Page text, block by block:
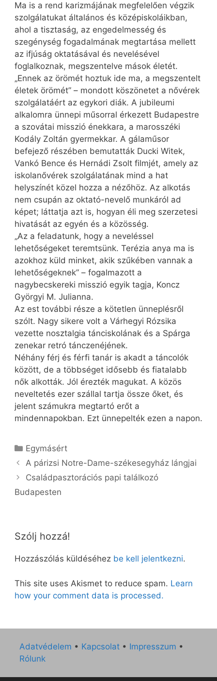
Ma is a rend karizmájának megfelelően végzik
szolgálatukat általános és középiskoláikban,
ahol a tisztaság, az engedelmesség és
szegénység fogadalmának megtartása mellett
az ifjúság oktatásával és nevelésével
foglalkoznak, megszentelve mások életét.
„Ennek az örömét hoztuk ide ma, a megszentelt
életek örömét” – mondott köszönetet a nővérek
szolgálatáért az egykori diák. A jubileumi
alkalomra ünnepi műsorral érkezett Budapestre
a szovátai misszió énekkara, a marosszéki
Kodály Zoltán gyermekkar. A gálaműsor
befejező részében bemutatták Ducki Witek,
Vankó Bence és Hernádi Zsolt filmjét, amely az
iskolanővérek szolgálatának mind a hat
helyszínét közel hozza a nézőhöz. Az alkotás
nem csupán az oktató-nevelő munkáról ad
képet; láttatja azt is, hogyan éli meg szerzetesi
hivatását az egyén és a közösség.
„Az a feladatunk, hogy a neveléssel
lehetőségeket teremtsünk. Terézia anya ma is
azokhoz küld minket, akik szűkében vannak a
lehetőségeknek” – fogalmazott a
nagybecskereki misszió egyik tagja, Koncz
Györgyi M. Julianna.
Az est további része a kötetlen ünneplésről
szólt. Nagy sikere volt a Várhegyi Rózsika
vezette nosztalgia tánciskolának és a Spárga
zenekar retró tánczenéjének.
Néhány férj és férfi tanár is akadt a táncolók
között, de a többséget idősebb és fiatalabb
nők alkották. Jól érezték magukat. A közös
neveltetés ezer szállal tartja össze őket, és
jelent számukra megtartó erőt a
mindennapokban. Ezt ünnepelték ezen a napon.
Kategória
Egymásért
A párizsi Notre-Dame-székesegyház lángjai
Családpasztorációs papi találkozó
Budapesten
Szólj hozzá!
Hozzászólás küldéséhez be kell jelentkezni.
This site uses Akismet to reduce spam. Learn
how your comment data is processed.
Adatvédelem • Kapcsolat • Impresszum •
Rólunk